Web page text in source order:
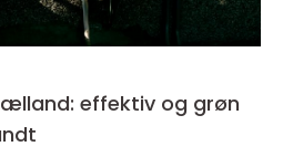
effektiv og grøn